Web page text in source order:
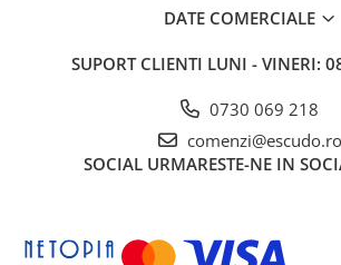
DATE COMERCIALE
SUPORT CLIENTI LUNI - VINERI:
0730 069 218
comenzi@escudo.ro
SOCIAL URMARESTE-NE IN